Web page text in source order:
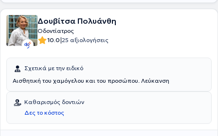
Δουβίτσα Πολυάνθη
Οδοντίατρος
10.0|25 αξιολογήσεις
Σχετικά με την ειδικό
Αισθητική του χαμόγελου και του προσώπου. Λεύκανση
Καθαρισμός δοντιών
Δες το κόστος